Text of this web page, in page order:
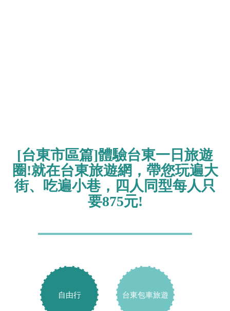
[台東市區篇]體驗台東一日旅遊
圈!就在台東旅遊網，帶您玩遍大
街、吃遍小巷，四人同型每人只
要875元!
自由行 台東包車旅遊